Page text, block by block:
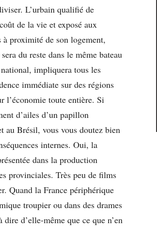
L’urbain qualifié de
de la vie et exposé aux
proximité de son logement,
du reste dans le même bateau
impliquera tous les
immédiate sur des régions
l’économie toute entière. Si
d’ailes d’un papillon
au Brésil, vous vous doutez bien
internes. Oui, la
dans la production
provinciales. Très peu de films
Quand la France périphérique
troupier ou dans des drames
d’elle-même que ce que n’en